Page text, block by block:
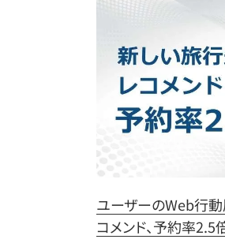
ユーザーのWeb行動
コメンド、予約率2.5